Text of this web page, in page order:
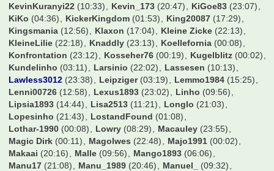
KevinKuranyi22 (10:33) Kevin_173 (20:47) KiGoe83 (23:07)
KiKo (04:36) KickerKingdom (01:53) King20087 (17:29)
Kingsmania (12:56) Klaxon (17:04) Kleine Zicke (22:13)
KleineLilie (22:18) Knaddly (23:13) Koellefornia (00:08)
Konfrontation (23:12) Kosseher76 (00:19) Kugelblitz (00:02)
Kundelinho (03:11) Larsinio (22:02) Lassesen (10:13)
Lawless3012 (23:38) Leipziger(03:19) Lemmo1984 (15:25)
Lenni00726 (12:58) Lexus1893 (23:02) Linho (09:56)
Lipsia1893 (14:44) Lisa2513 (11:21) Longlo (21:03)
Lopesinho (21:43) LostandFound (01:08)
Lothar-1990 (00:08) Lowry (08:29) Macauley (23:55)
Magic Dirk (00:11) Magolwes (22:48) Majo1991 (00:02)
Makaai (20:16) Malle (09:56) Mango1893 (06:06)
Manu17 (21:08) Manu_1989 (20:46) Manuel_
(09:32)